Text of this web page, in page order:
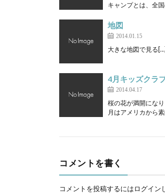
キャンプとは、全
地図
2014.01.15
大きな地図で見る
4月キッズクラ
2014.04.17
桜の花が満開にな
月はアメリカから
コメントを書く
コメントを投稿するにはログイン